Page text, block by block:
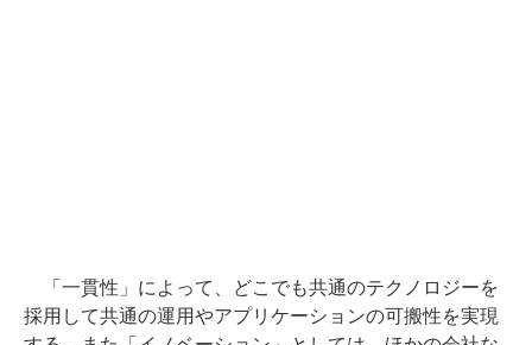
「一貫性」によって、どこでも共通のテクノロジーを
採用して共通の運用やアプリケーションの可搬性を実現